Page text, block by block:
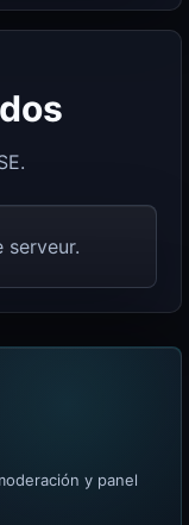
y panel